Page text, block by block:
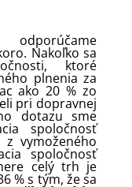
Nakoľko sa
ktoré
plnenia za
ako 20 % zo
pri dopravnej
dotazu sme
spoločnosť
vymoženého
spoločnosť
celý trh je
% s tým, že sa